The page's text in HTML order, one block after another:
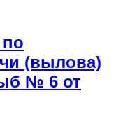
(вылова)
№ 6 от